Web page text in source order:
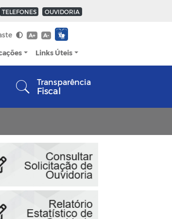
TELEFONES OUVIDORIA
A+ A-
Links Úteis
Transparência
Fiscal